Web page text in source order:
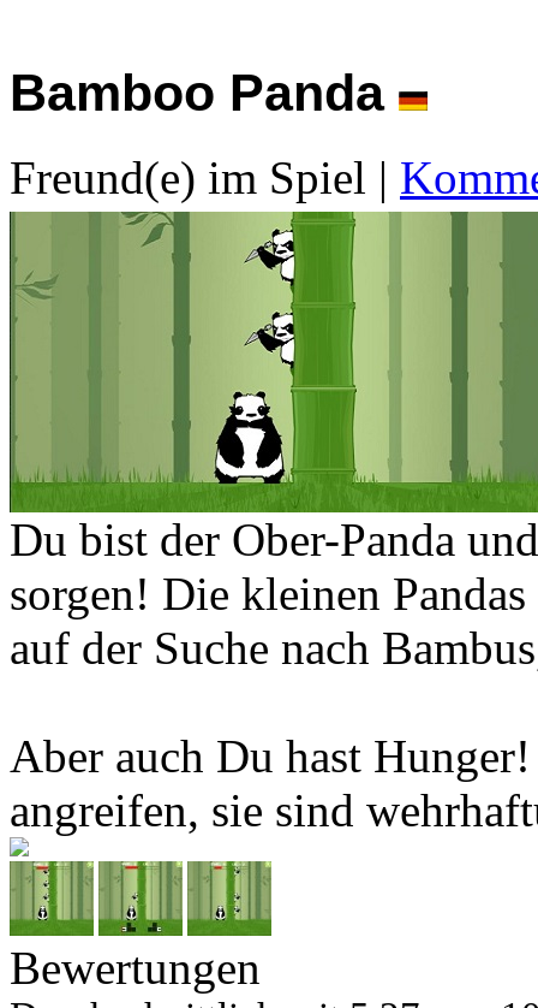
Bamboo Panda
Freund(e) im Spiel |
Du bist der Ober-Panda
sorgen! Die kleinen
auf der Suche nach
Aber auch Du hast
angreifen, sie sind
Bewertungen